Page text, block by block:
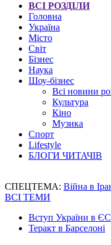
ВСІ РОЗДІЛИ
Головна
Україна
Місто
Світ
Бізнес
Наука
Шоу-бізнес
Всі новини
Культура
Кіно
Музика
Спорт
Lifestyle
БЛОГИ ЧИТАЧІВ
СПЕЦТЕМА: Війна в
ВСІ ТЕМИ
Вступ України в ЄС
Теракт в Барселоні